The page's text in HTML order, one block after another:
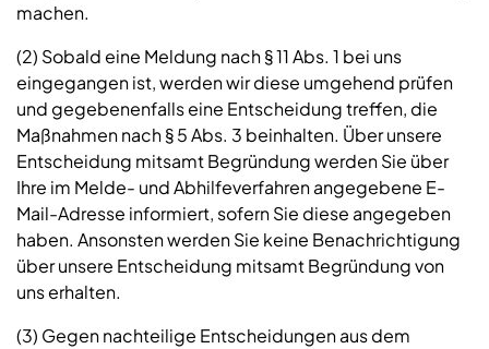
machen.
(2) Sobald eine Meldung nach § 11 Abs. 1 bei uns
eingegangen ist, werden wir diese umgehend prüfen
und gegebenenfalls eine Entscheidung treffen, die
Maßnahmen nach § 5 Abs. 3 beinhalten. Über unsere
Entscheidung mitsamt Begründung werden Sie über
Ihre im Melde- und Abhilfeverfahren angegebene E-
Mail-Adresse informiert, sofern Sie diese angegeben
haben. Ansonsten werden Sie keine Benachrichtigung
über unsere Entscheidung mitsamt Begründung von
uns erhalten.
(3) Gegen nachteilige Entscheidungen aus dem